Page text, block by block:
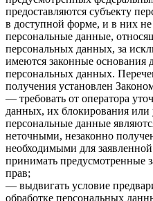
предоставляются субъекту
в доступной форме, и в них
персональные данные,
персональных данных, за
имеются законные основания
персональных данных.
получения установлен
— требовать от оператора
данных, их блокирования или
персональные данные
неточными, незаконно
необходимыми для
принимать предусмотренные
прав;
— выдвигать условие
обработке персональных